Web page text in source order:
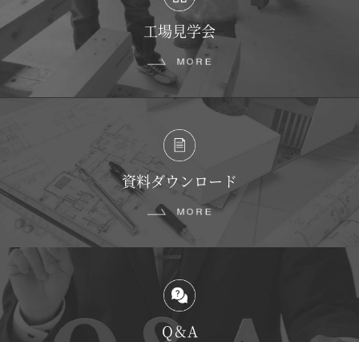
工場見学会
資料ダウンロード
Q＆A